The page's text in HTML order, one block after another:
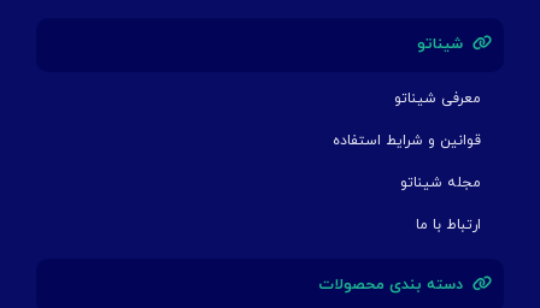
شیناتو
معرفی شیناتو
قوانین و شرایط استفاده
مجله شیناتو
ارتباط با ما
دسته بندی محصولات